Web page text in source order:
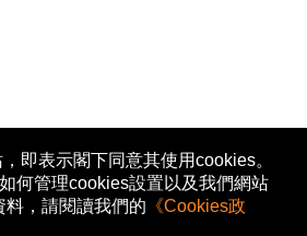
即表示閣下同意其使用cookies。
何管理cookies設置以及我們網站
，請閱讀我們的 《Cookies政